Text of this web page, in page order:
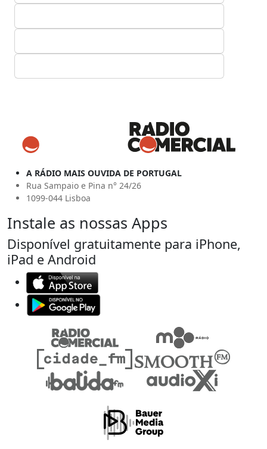
A RÁDIO MAIS OUVIDA DE PORTUGAL
Rua Sampaio e Pina n° 24/26
1099-044 Lisboa
Instale as nossas Apps
Disponível gratuitamente para iPhone,
iPad e Android